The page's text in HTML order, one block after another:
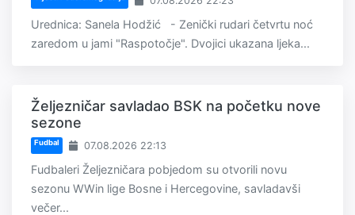
Urednica: Sanela Hodžić - Zenički rudari četvrtu noć
zaredom u jami "Raspotočje". Dvojici ukazana ljeka...
Željezničar savladao BSK na početku nove
sezone
Fudbal 07.08.2026 22:13
Fudbaleri Željezničara pobjedom su otvorili novu
sezonu WWin lige Bosne i Hercegovine, savladavši
večer...